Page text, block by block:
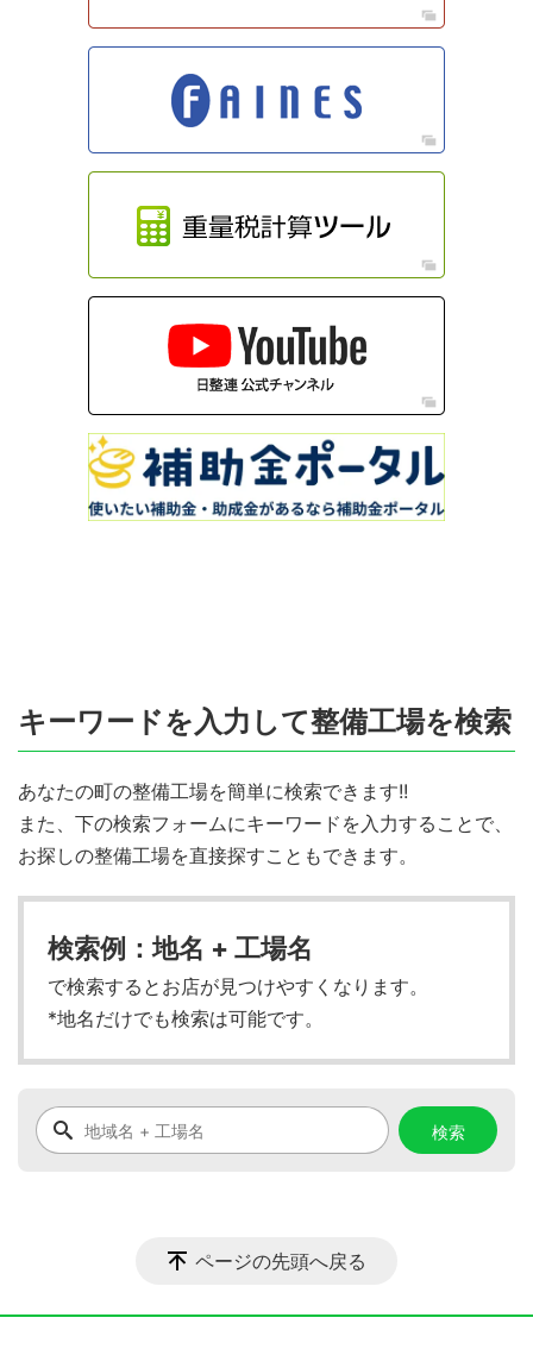
キーワードを入力して整備工場を検索
あなたの町の整備工場を簡単に検索できます!!
また、下の検索フォームにキーワードを入力することで、
お探しの整備工場を直接探すこともできます。
検索例：地名 + 工場名
で検索するとお店が見つけやすくなります。
*地名だけでも検索は可能です。
ページの先頭へ戻る